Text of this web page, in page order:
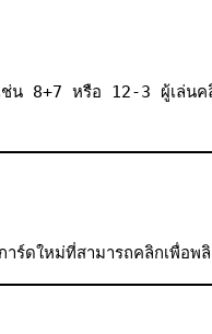
น 8+7 หรือ 12-3 ผู้เล่น
ดใหม่ที่สามารถคลิกเพื่อพ